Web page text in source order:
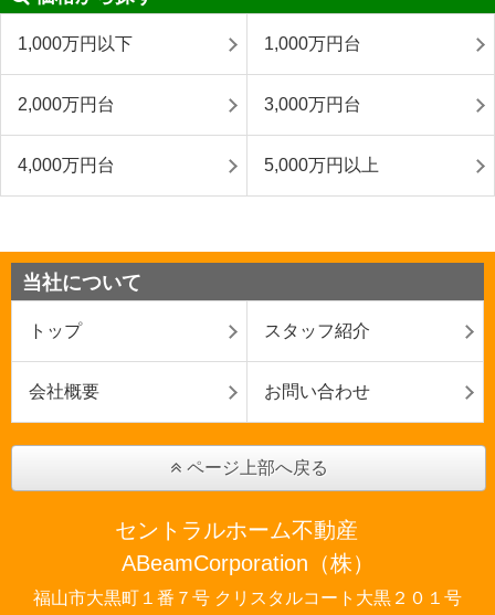
1,000万円以下 1,000万円台
2,000万円台 3,000万円台
4,000万円台 5,000万円以上
当社について
トップ スタッフ紹介
会社概要 お問い合わせ
ページ上部へ戻る
セントラルホーム不動産
ABeamCorporation（株）
福山市大黒町１番７号 クリスタルコート大黒２０１号